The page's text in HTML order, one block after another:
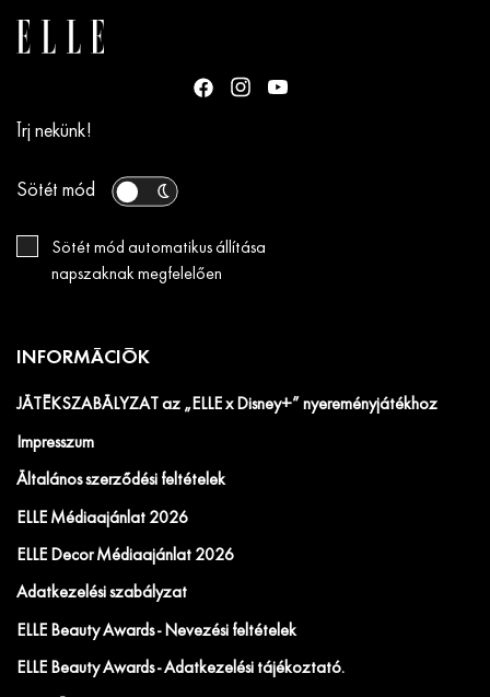
Írj nekünk!
Sötét mód
Sötét mód automatikus állítása
napszaknak megfelelően
INFORMÁCIÓK
JÁTÉKSZABÁLYZAT az „ELLE x Disney+” nyereményjátékhoz
Impresszum
Általános szerződési feltételek
ELLE Médiaajánlat 2026
ELLE Decor Médiaajánlat 2026
Adatkezelési szabályzat
ELLE Beauty Awards - Nevezési feltételek
ELLE Beauty Awards - Adatkezelési tájékoztató.